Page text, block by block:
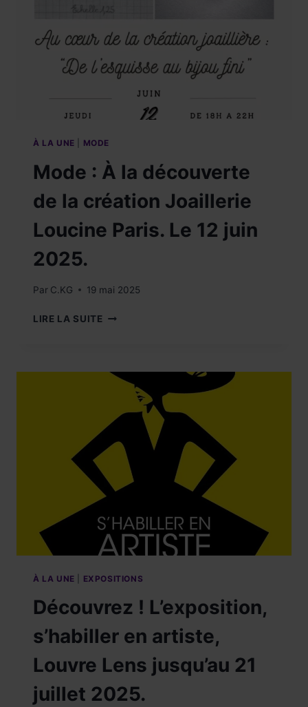
À LA UNE MODE
Mode : À la découverte
de la création Joaillerie
Loucine Paris. Le 12 juin
2025.
Par C.KG 19 mai 2025
LIRE LA SUITE MODE
DÉCOUVERTE
CRÉATION
JOAILLERIE
LOUCINE
PARIS.
LE
12
2025.
À LA UNE EXPOSITIONS
Découvrez ! L’exposition,
s’habiller en artiste,
Louvre Lens jusqu’au 21
juillet 2025.